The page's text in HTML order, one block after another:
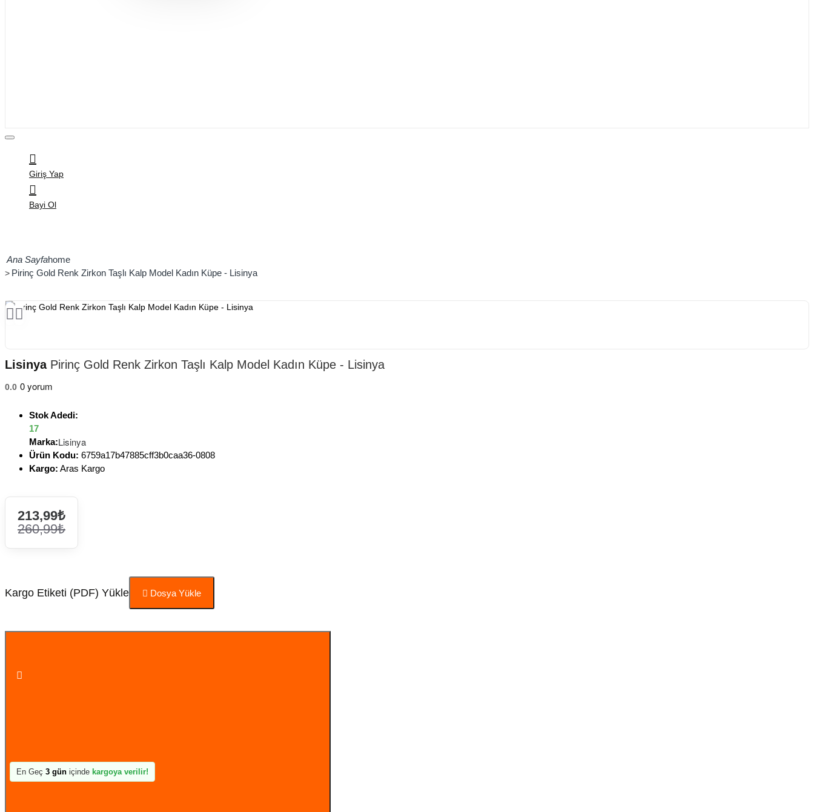
Giriş Yap
Bayi Ol
home
Pirinç Gold Renk Zirkon Taşlı Kalp Model Kadın Küpe - Lisinya
LisinyaPirinç Gold Renk Zirkon Taşlı Kalp Model Kadın Küpe - Lisinya
0.0 0 yorum
Stok Adedi:
17
Marka:Lisinya
Ürün Kodu: 6759a17b47885cff3b0caa36-0808
Kargo: Aras Kargo
213,99₺
260,99₺
Kargo Etiketi (PDF) Yükle Dosya Yükle
En Geç 3 gün içinde kargoya verilir!